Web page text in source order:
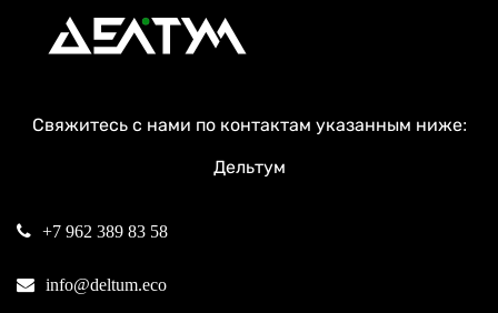
Свяжитесь с нами по контактам указанным ниже:
Дельтум
+7 962 389 83 58
info@deltum.eco